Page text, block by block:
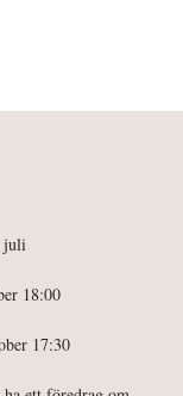
juli
18:00
17:30